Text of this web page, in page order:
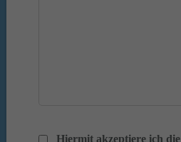
Hiermit akzeptiere ich die